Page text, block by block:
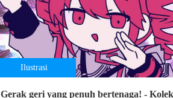
Ilustrasi
Gerak geri yang penuh bertenaga! -